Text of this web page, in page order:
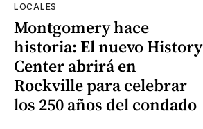
LOCALES
Montgomery hace
historia: El nuevo History
Center abrirá en
Rockville para celebrar
los 250 años del condado